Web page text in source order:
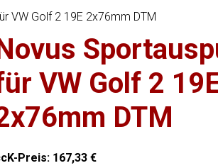
VW Golf 2 19E 2x76mm DTM
VW Golf 2
DTM
Preis: 167,33€